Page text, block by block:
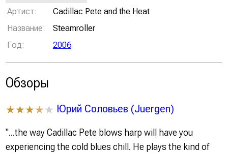
Артист:
Cadillac Pete and the Heat
Название:
Steamroller
Год:
2006
Обзоры
★★★★★ Юрий Соловьев (Juergen)
"...the way Cadillac Pete blows harp will have you
experiencing the cold blues chill. He plays the kind of